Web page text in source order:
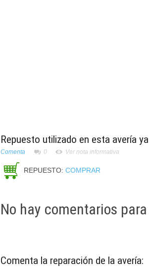
Repuesto utilizado en esta avería
Comenta 0 Ver nota informativa
REPUESTO: COMPRAR
No hay comentarios para
Comenta la reparación de la avería: